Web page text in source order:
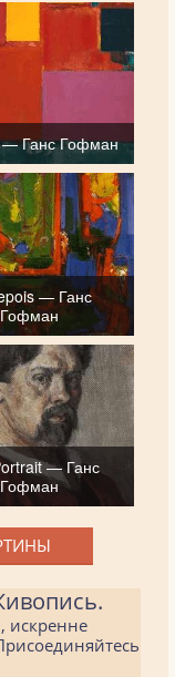
— Ганс Гофман
— Ганс
Гофман
— Ганс
Гофман
искренне